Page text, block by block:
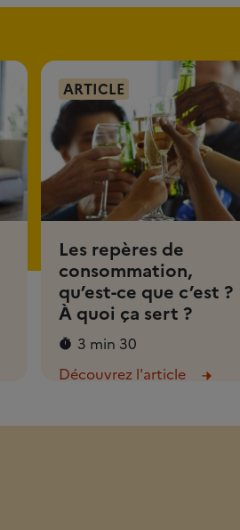
ARTICLE
Les repères de
consommation,
qu’est-ce que c’est ?
À quoi ça sert ?
3 min 30
Découvrez l'article